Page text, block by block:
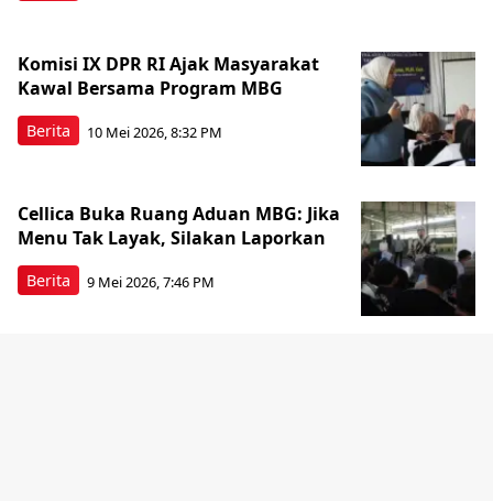
Berita
Komisi IX DPR RI Ajak Masyarakat
Kawal Bersama Program MBG
10 Mei 2026, 8:32 PM
Berita
Cellica Buka Ruang Aduan MBG: Jika
Menu Tak Layak, Silakan Laporkan
9 Mei 2026, 7:46 PM